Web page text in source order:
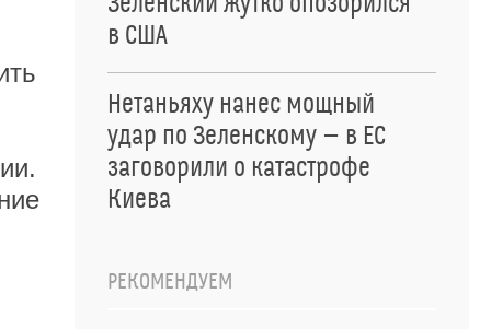
в США
Нетаньяху нанес мощный
удар по Зеленскому — в ЕС
заговорили о катастрофе
Киева
РЕКОМЕНДУЕМ